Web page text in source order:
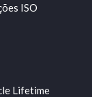
ISO
Lifetime